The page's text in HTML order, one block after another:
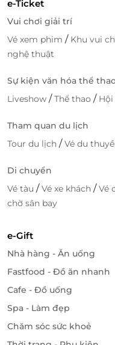
e-Ticket
Vui chơi giải trí
Vé xem phim / Khu vui
nghệ thuật
Sự kiện văn hóa thể
Liveshow /Thể thao /
Tham quan du lịch
Tour du lịch /Vé du
Di chuyển
Vé tàu /Vé xe khách /Vé
chờ sân bay
e-Gift
Nhà hàng - Ăn uống
Fastfood - Đồ ăn nhanh
Cafe - Đồ uống
Spa - Làm đẹp
Chăm sóc sức khoẻ